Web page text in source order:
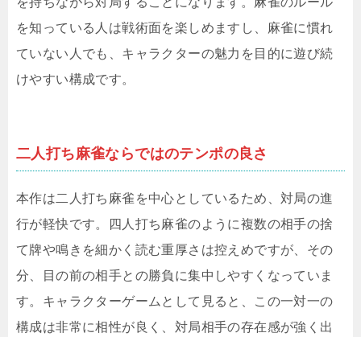
を知っている人は戦術面を楽しめますし、麻雀に慣れ
ていない人でも、キャラクターの魅力を目的に遊び続
けやすい構成です。
二人打ち麻雀ならではのテンポの良さ
本作は二人打ち麻雀を中心としているため、対局の進
行が軽快です。四人打ち麻雀のように複数の相手の捨
て牌や鳴きを細かく読む重厚さは控えめですが、その
分、目の前の相手との勝負に集中しやすくなっていま
す。キャラクターゲームとして見ると、この一対一の
構成は非常に相性が良く、対局相手の存在感が強く出